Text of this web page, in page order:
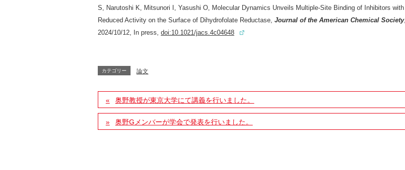
S, Narutoshi K, Mitsunori I, Yasushi O, Molecular Dynamics Unveils Multiple-Site Binding of Inhibitors with
Reduced Activity on the Surface of Dihydrofolate Reductase, Journal of the American Chemical Society,
2024/10/12, In press, doi:10.1021/jacs.4c04648
カテゴリー 論文
奥野教授が東京大学にて講義を行いました。
奥野Gメンバーが学会で発表を行いました。